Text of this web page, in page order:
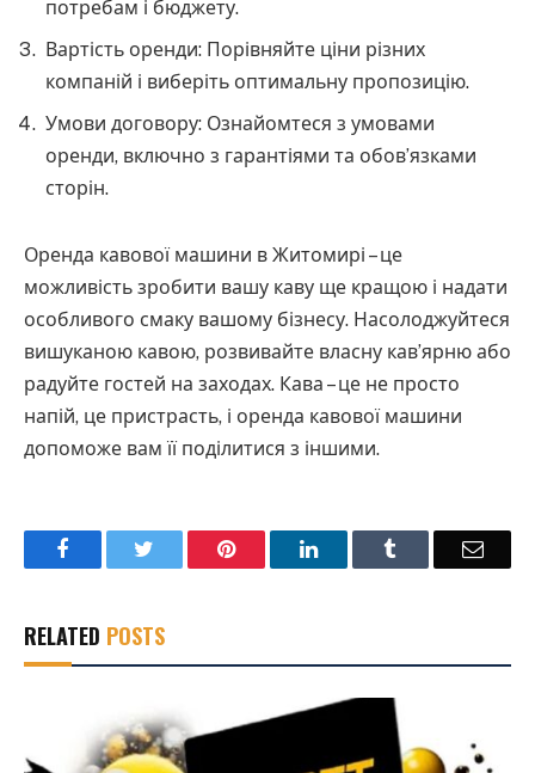
потребам і бюджету.
Вартість оренди: Порівняйте ціни різних
компаній і виберіть оптимальну пропозицію.
Умови договору: Ознайомтеся з умовами
оренди, включно з гарантіями та обов’язками
сторін.
Оренда кавової машини в Житомирі – це
можливість зробити вашу каву ще кращою і надати
особливого смаку вашому бізнесу. Насолоджуйтеся
вишуканою кавою, розвивайте власну кав’ярню або
радуйте гостей на заходах. Кава – це не просто
напій, це пристрасть, і оренда кавової машини
допоможе вам її поділитися з іншими.
Facebook Pinterest LinkedIn Email
RELATED POSTS